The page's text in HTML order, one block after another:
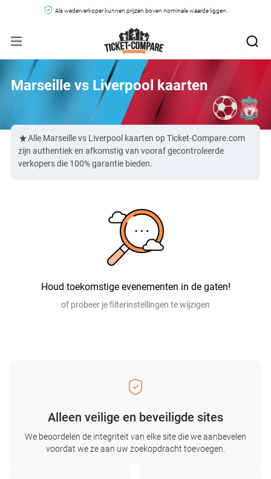
Als wederverkoper kunnen prijzen boven nominale waarde liggen.
Marseille vs Liverpool kaarten
Alle Marseille vs Liverpool kaarten op Ticket-Compare.com
zijn authentiek en afkomstig van vooraf gecontroleerde
verkopers die 100% garantie bieden.
Houd toekomstige evenementen in de gaten!
of probeer je filterinstellingen te wijzigen
Alleen veilige en beveiligde sites
We beoordelen de integriteit van elke site die we aanbevelen
voordat we ze aan uw zoekopdracht toevoegen.